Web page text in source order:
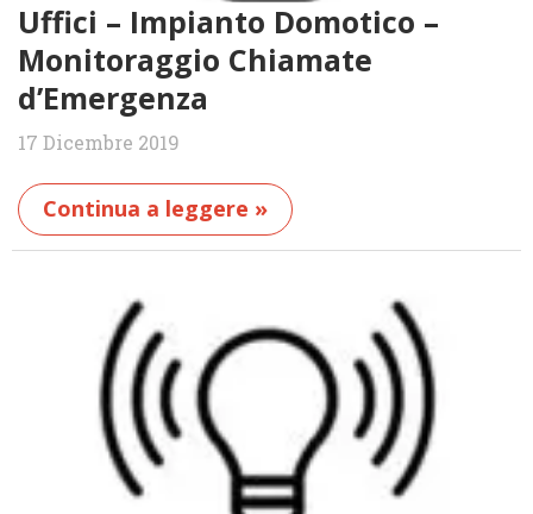
Uffici – Impianto Domotico –
Monitoraggio Chiamate
d’Emergenza
17 Dicembre 2019
Continua a leggere »